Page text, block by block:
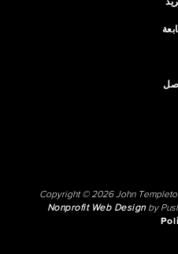
Copyright © 2026 John
Nonprofit Web Designby